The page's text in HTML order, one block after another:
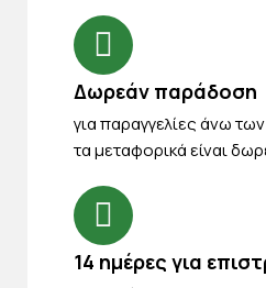
Δωρεάν παράδοση
για παραγγελίες άνω
τα μεταφορικά είναι
14 ημέρες για